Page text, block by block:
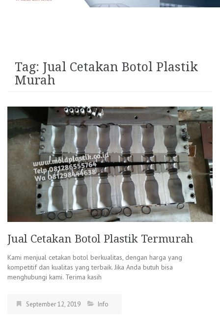
Tag: Jual Cetakan Botol Plastik
Murah
Jual Cetakan Botol Plastik Termurah
Kami menjual cetakan botol berkualitas, dengan harga yang
kompetitif dan kualitas yang terbaik. Jika Anda butuh bisa
menghubungi kami. Terima kasih
September 12, 2019 Info